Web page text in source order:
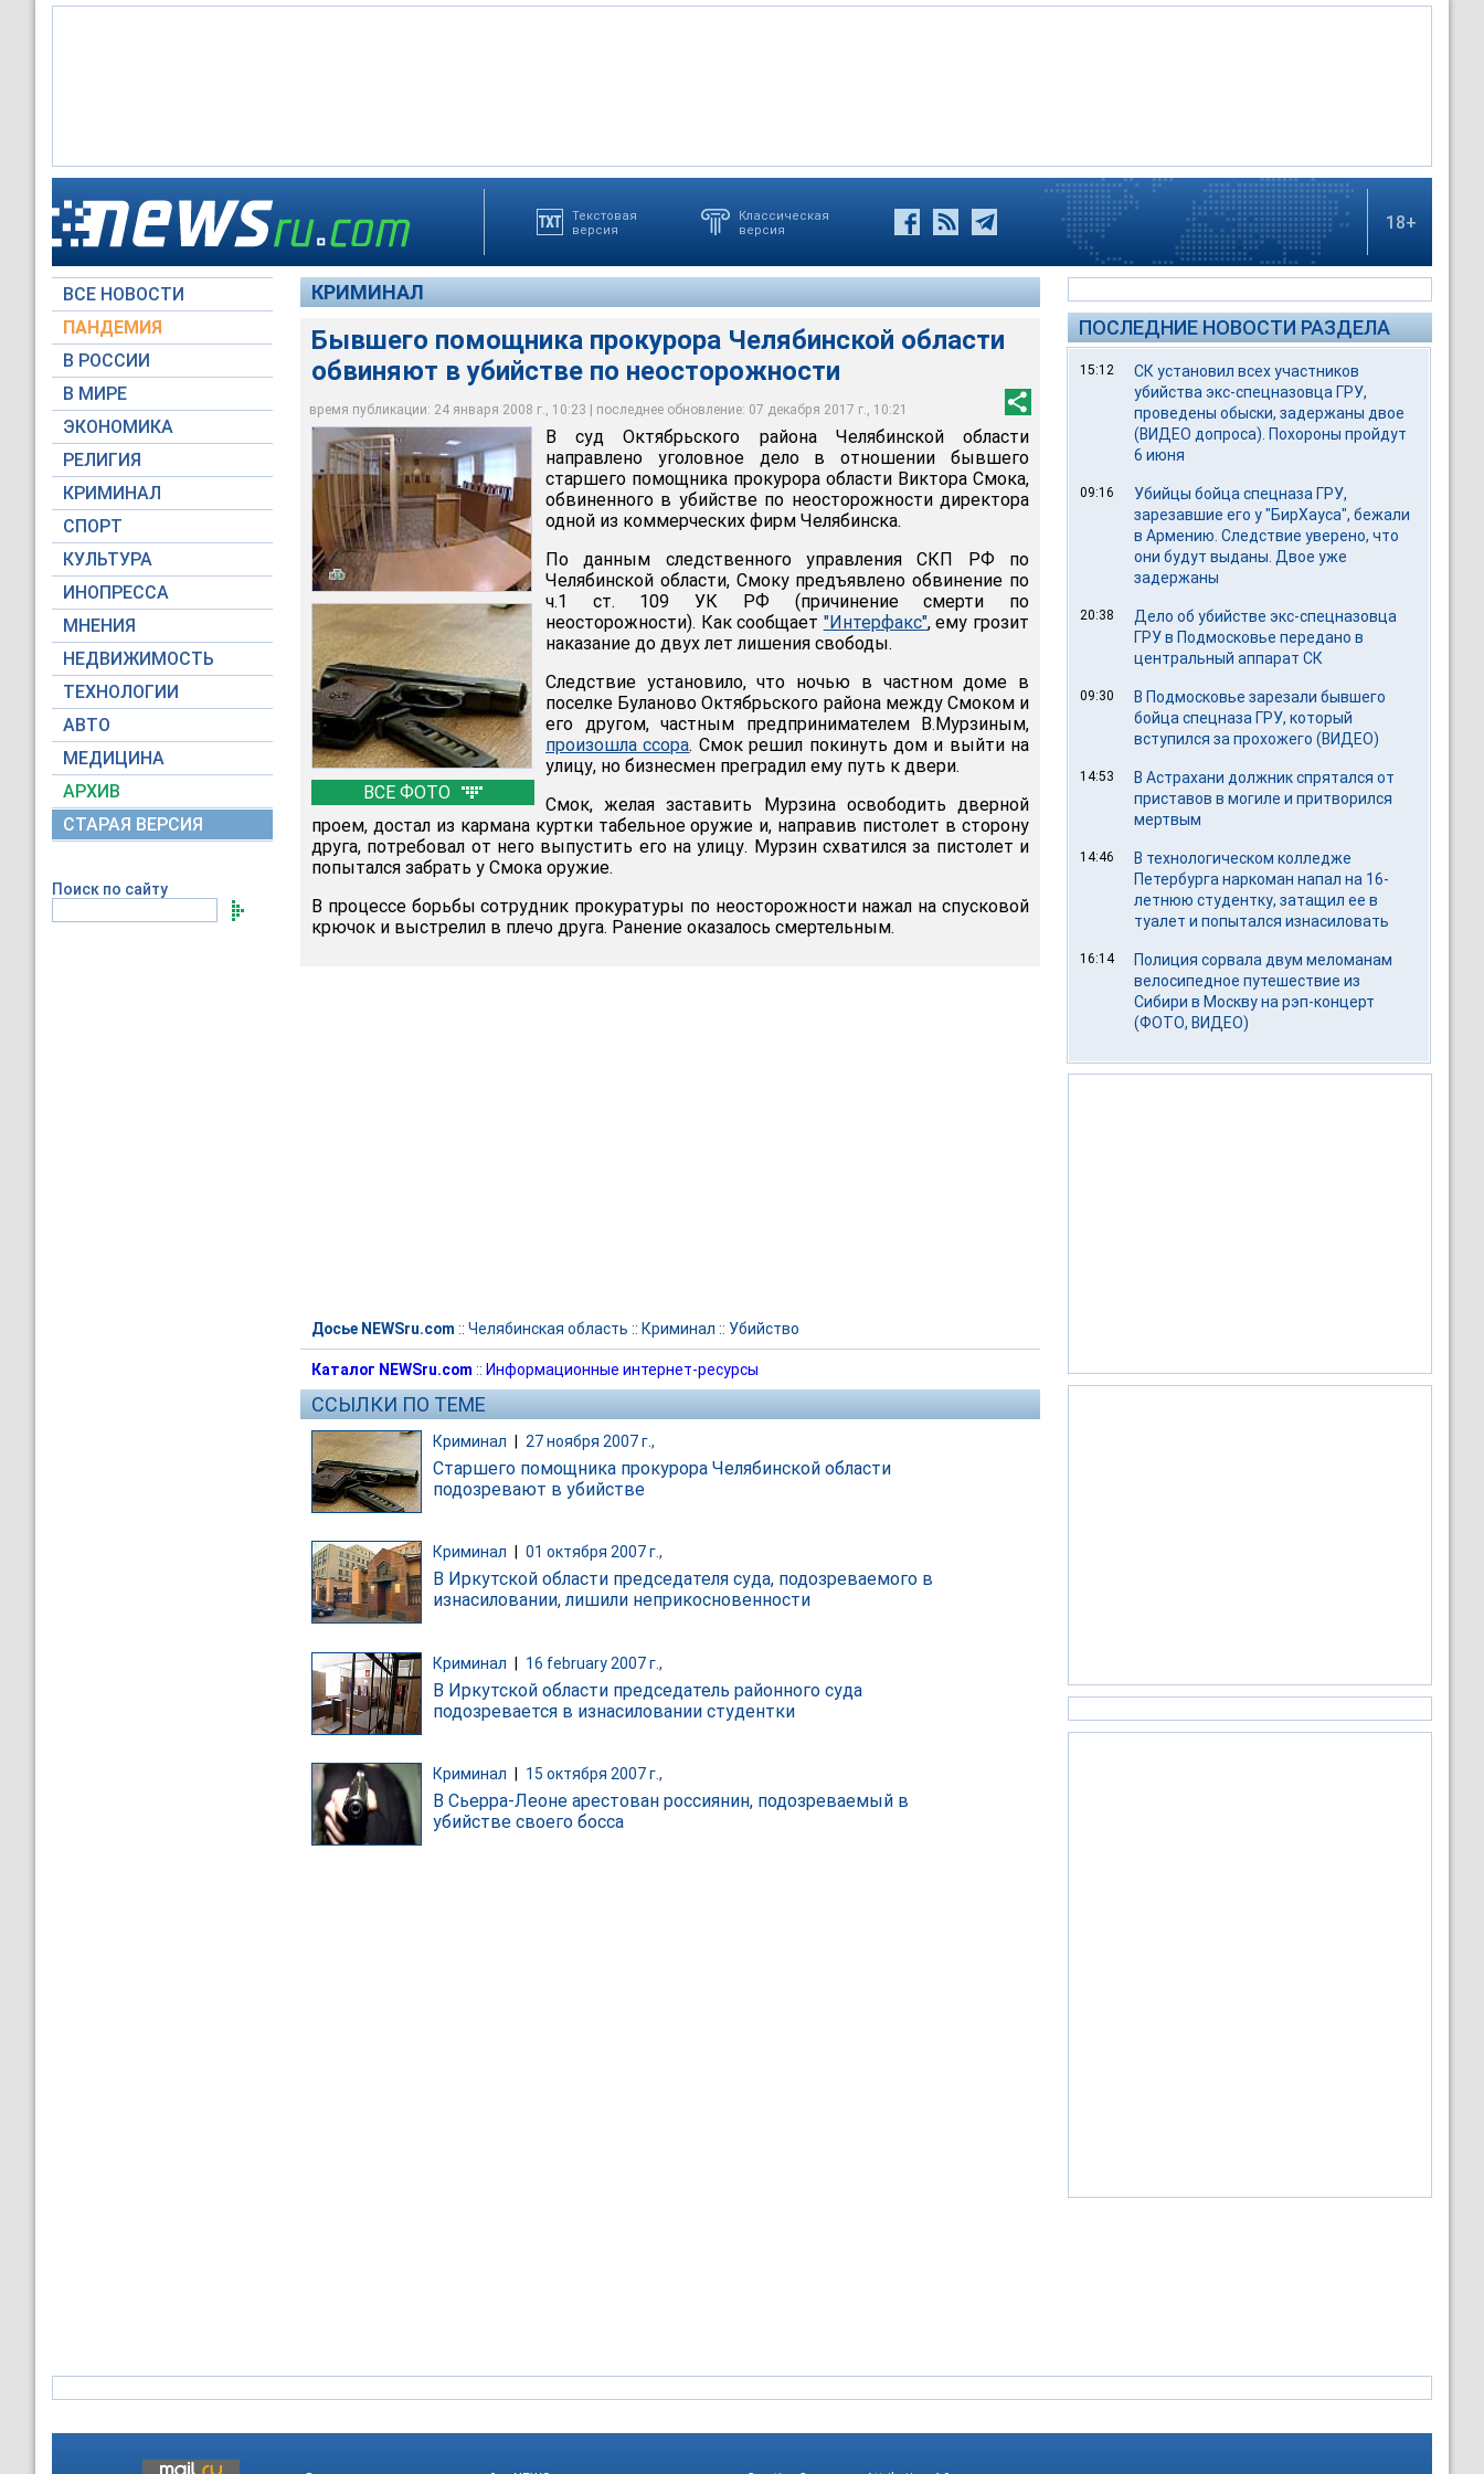
Текстовая
версия
Классическая
версия
18+
ВСЕ НОВОСТИ
ПАНДЕМИЯ
В РОССИИ
В МИРЕ
ЭКОНОМИКА
РЕЛИГИЯ
КРИМИНАЛ
СПОРТ
КУЛЬТУРА
ИНОПРЕССА
МНЕНИЯ
НЕДВИЖИМОСТЬ
ТЕХНОЛОГИИ
АВТО
МЕДИЦИНА
АРХИВ
СТАРАЯ ВЕРСИЯ
Поиск по сайту
КРИМИНАЛ
Бывшего помощника прокурора Челябинской области
обвиняют в убийстве по неосторожности
время публикации: 24 января 2008 г., 10:23 | последнее обновление: 07 декабря 2017 г., 10:21
ВСЕ ФОТО
Бывшего помощника прокурора Челябинской области обвиняют в убийстве по
неосторожности
НТВ
В процессе борьбы сотрудник прокуратуры по неосторожности нажал на спусковой
крючок и выстрелил в плечо друга
НТВ
По данным следственного управления СКП РФ по Челябинской области, Смоку
предъявлено обвинение по ч.1 ст. 109 УК РФ (причинение смерти по
неосторожности).
RTV International
В суд Октябрьского района Челябинской области
направлено уголовное дело в отношении бывшего
старшего помощника прокурора области Виктора Смока,
обвиненного в убийстве по неосторожности директора
одной из коммерческих фирм Челябинска.
По данным следственного управления СКП РФ по
Челябинской области, Смоку предъявлено обвинение по
ч.1 ст. 109 УК РФ (причинение смерти по
неосторожности). Как сообщает "Интерфакс", ему грозит
наказание до двух лет лишения свободы.
Следствие установило, что ночью в частном доме в
поселке Буланово Октябрьского района между Смоком и
его другом, частным предпринимателем В.Мурзиным,
произошла ссора. Смок решил покинуть дом и выйти на
улицу, но бизнесмен преградил ему путь к двери.
Смок, желая заставить Мурзина освободить дверной
проем, достал из кармана куртки табельное оружие и, направив пистолет в сторону
друга, потребовал от него выпустить его на улицу. Мурзин схватился за пистолет и
попытался забрать у Смока оружие.
В процессе борьбы сотрудник прокуратуры по неосторожности нажал на спусковой
крючок и выстрелил в плечо друга. Ранение оказалось смертельным.
Досье NEWSru.com :: Челябинская область :: Криминал :: Убийство
Каталог NEWSru.com :: Информационные интернет-ресурсы
ССЫЛКИ ПО ТЕМЕ
Криминал 27 ноября 2007 г.,
Старшего помощника прокурора Челябинской области
подозревают в убийстве
Криминал 01 октября 2007 г.,
В Иркутской области председателя суда, подозреваемого в
изнасиловании, лишили неприкосновенности
Криминал | 16 february 2007 г.,
В Иркутской области председатель районного суда
подозревается в изнасиловании студентки
Криминал 15 октября 2007 г.,
В Сьерра-Леоне арестован россиянин, подозреваемый в
убийстве своего босса
ПОСЛЕДНИЕ НОВОСТИ РАЗДЕЛА
15:12
СК установил всех участников
убийства экс-спецназовца ГРУ,
проведены обыски, задержаны двое
(ВИДЕО допроса). Похороны пройдут
6 июня
09:16
Убийцы бойца спецназа ГРУ,
зарезавшие его у "БирХауса", бежали
в Армению. Следствие уверено, что
они будут выданы. Двое уже
задержаны
20:38
Дело об убийстве экс-спецназовца
ГРУ в Подмосковье передано в
центральный аппарат СК
09:30
В Подмосковье зарезали бывшего
бойца спецназа ГРУ, который
вступился за прохожего (ВИДЕО)
14:53
В Астрахани должник спрятался от
приставов в могиле и притворился
мертвым
14:46
В технологическом колледже
Петербурга наркоман напал на 16-
летнюю студентку, затащил ее в
туалет и попытался изнасиловать
16:14
Полиция сорвала двум меломанам
велосипедное путешествие из
Сибири в Москву на рэп-концерт
(ФОТО, ВИДЕО)